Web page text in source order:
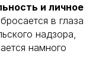
и личное
в глаза
надзора,
намного